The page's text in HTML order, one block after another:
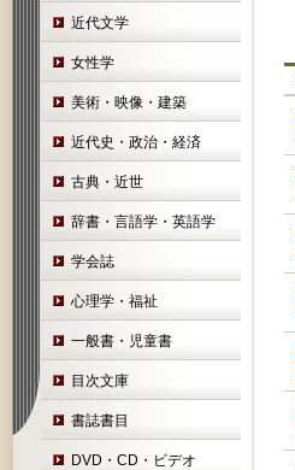
近代文学
女性学
美術・映像・建築
近代史・政治・経済
古典・近世
辞書・言語学・英語学
学会誌
心理学・福祉
一般書・児童書
目次文庫
書誌書目
DVD・CD・ビデオ